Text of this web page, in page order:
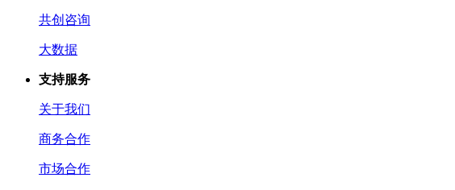
共创咨询
大数据
支持服务
关于我们
商务合作
市场合作